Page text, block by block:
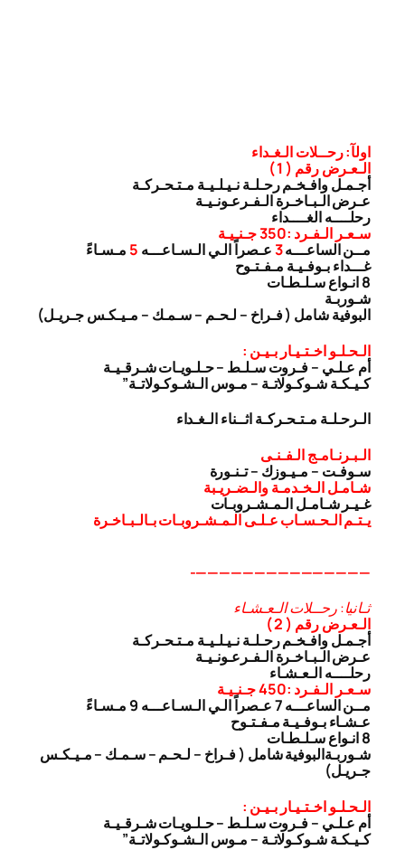
اولآ: رحــلات الـغـداء
الـعـرض رقم ( 1 )
أجـمـل وافـخـم رحـلـة نـيـلـيـة مـتـحـركـة
عـرض الـبـاخـرة الـفـرعـونـيـة
رحلــــه الغــــداء
سـعـر الـفـرد :350 جـنـيـة
مــن الساعـــه3عـصراً الـي الـسـاعـــه 5 مـسـاءً
غـــداء بـوفـيـة مـفـتـوح
8 انـواع سـلـطـات
شـوربـة
البوفية شامل ( فـراخ – لـحـم – سـمـك – مـيـكـس جـريـل)
الـحـلـو اخـتـيـار بـيـن :
أم عـلـي – فـروت سـلـط – حـلـويـات شـرقـيـة
كـيـكـة شـوكـولاتـة – مـوس الـشـوكـولاتـة”
الـرحـلـة مـتـحـركـة اثــناء الـغـداء
الـبـرنـامـج الـفـنـى
سـوفـت – مـيـوزك – تـنـورة
شـامـل الـخـدمـة والـضـريـبة
غـيـر شـامـل الـمـشـروبـات
يـتـم الـحـسـاب عـلـى الـمـشـروبـات بـالـبـاخـرة
———————————————-
ثـانيا: رحــلات الـعـشـاء
الـعـرض رقم ( 2 )
أجـمـل وافـخـم رحـلـة نـيـلـيـة مـتـحـركـة
عـرض الـبـاخـرة الـفـرعـونـيـة
رحلــــه الـعـشـاء
سـعـر الـفـرد :450 جـنـيـة
مــن الساعـــه 7 عـصراً الـي الـسـاعـــه 9 مـسـاءً
عـشـاء بـوفـيـة مـفـتـوح
8 انـواع سـلـطـات
شـوربـةالبوفية شامل ( فـراخ – لـحـم – سـمـك – مـيـكـس
جـريـل)
الـحـلـو اخـتـيـار بـيـن :
أم عـلـي – فـروت سـلـط – حـلـويـات شـرقـيـة
كـيـكـة شـوكـولاتـة – مـوس الـشـوكـولاتـة”